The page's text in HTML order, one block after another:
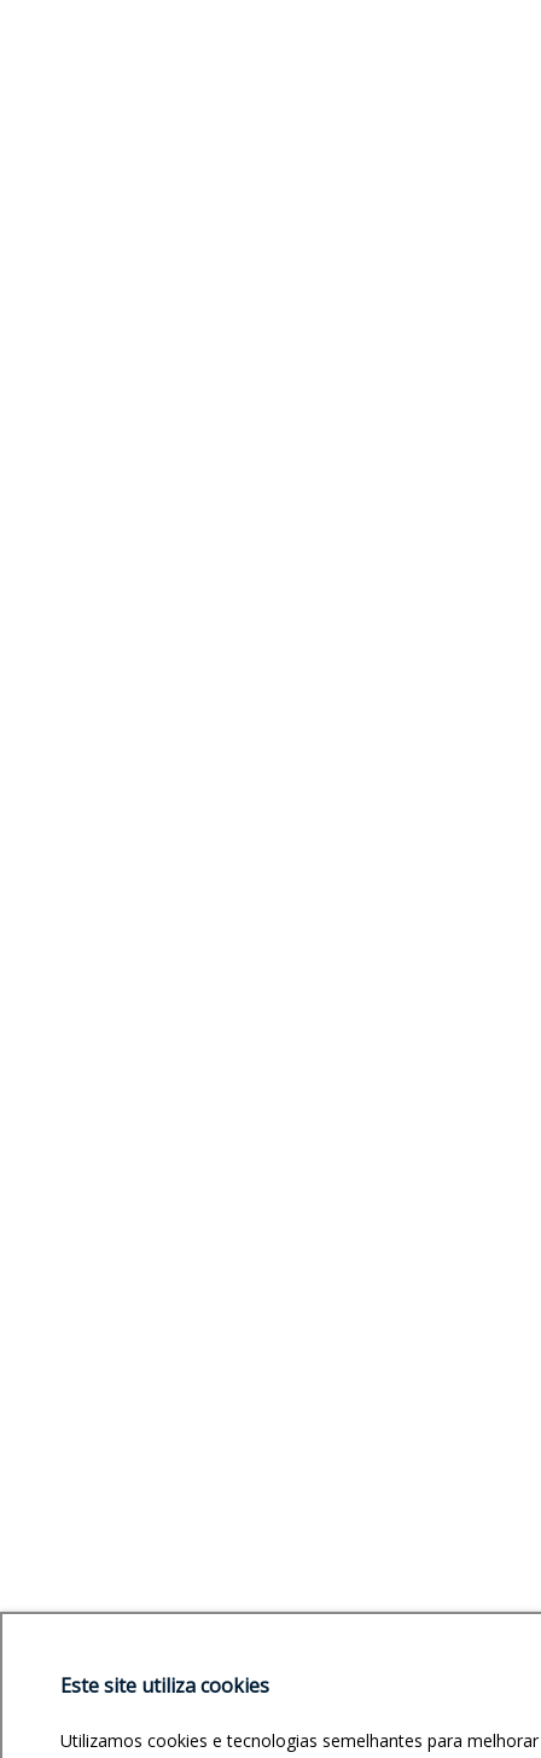
Este site utiliza cookies
Utilizamos cookies e tecnologias semelhantes para